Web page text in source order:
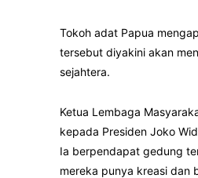
Tokoh adat Papua
tersebut diyakini akan
sejahtera.
Ketua Lembaga
kepada Presiden Joko
Ia berpendapat gedung
mereka punya kreasi dan